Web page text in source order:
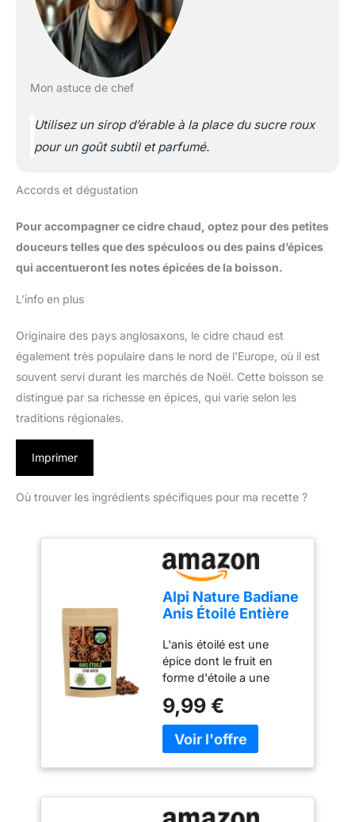
Mon astuce de chef
Utilisez un sirop d’érable à la place du sucre roux
pour un goût subtil et parfumé.
Accords et dégustation
Pour accompagner ce cidre chaud, optez pour des petites
douceurs telles que des spéculoos ou des pains d’épices
qui accentueront les notes épicées de la boisson.
L’info en plus
Originaire des pays anglosaxons, le cidre chaud est
également très populaire dans le nord de l’Europe, où il est
souvent servi durant les marchés de Noël. Cette boisson se
distingue par sa richesse en épices, qui varie selon les
traditions régionales.
Imprimer
Où trouver les ingrédients spécifiques pour ma recette ?
Alpi Nature Badiane
Anis Étoilé Entière
Badiane Entières
pour la Cuisine
L'anis étoilé est une
épice dont le fruit en
forme d'étoile a une
la réglisse. Il est
couramment utilisé dans
la cuisine asiatique,
desserts et les boissons.
Utilisation multiple: L'anis
9,99 €